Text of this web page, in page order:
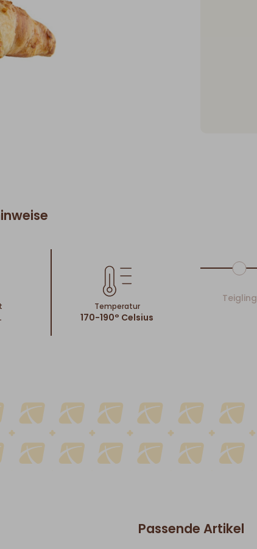
Temperatur
170-190° Celsius
Teigling
Passende Artikel